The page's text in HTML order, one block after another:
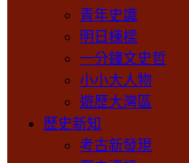
青年史識
明日棟樑
一分鐘文史哲
小小大人物
遊歷大灣區
歷史新知
考古新發現